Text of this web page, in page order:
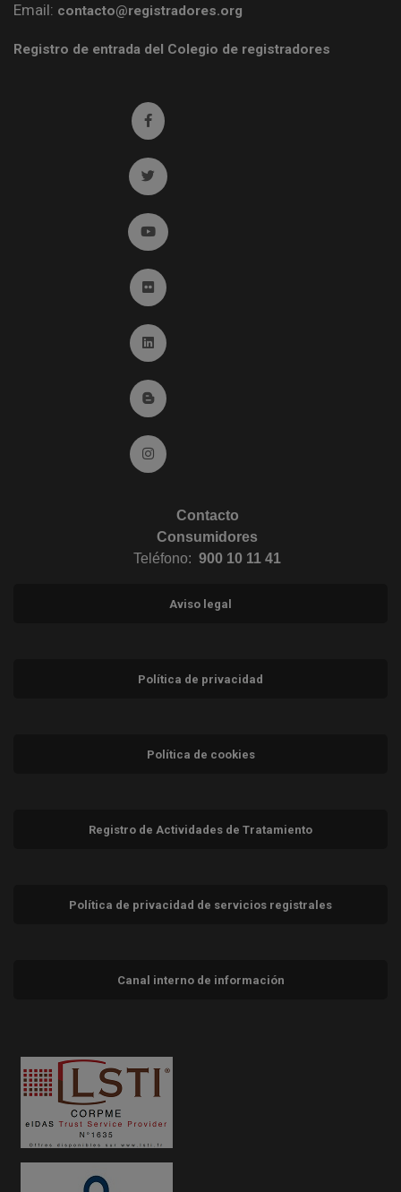
Email: contacto@registradores.org
Registro de entrada del Colegio de registradores
Ir a facebook (abre en ventana nueva)
Ir a twitter (abre en ventana nueva)
Ir a YouTube (abre en ventana nueva)
Ir a Flickr (abre en ventana nueva)
Ir a Linkedin (abre en ventana nueva)
Ir al Blog (abre en ventana nueva)
Ir a Instagram (abre en ventana nueva)
Contacto
Consumidores
Teléfono: 900 10 11 41
Aviso legal
Política de privacidad
Política de cookies
Registro de Actividades de Tratamiento
Política de privacidad de servicios registrales
Canal interno de información